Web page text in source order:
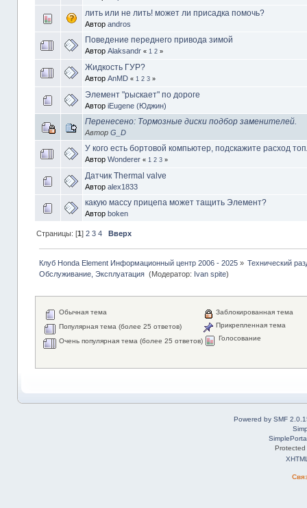
лить или не лить! может ли присадка помочь?
Автор andros
Поведение переднего привода зимой
Автор Alaksandr « 1 2»
Жидкость ГУР?
Автор AnMD « 1 2 3»
Элемент "рыскает" по дороге
Автор iEugene (Юджин)
Перенесено: Тормозные диски подбор заменителей.
Автор G_D
У кого есть бортовой компьютер, подскажите расход
Автор Wonderer « 1 2 3»
Датчик Thermal valve
Автор alex1833
какую массу прицепа может тащить Элемент?
Автор boken
Страницы: [1] 2 3 4 Вверх
Клуб Honda Element Информационный центр 2006 - 2025» Технический
Обслуживание, Эксплуатация (Модератор: Ivan spite)
Обычная тема
Популярная тема (более 25 ответов)
Очень популярная тема (более 25 ответов)
Заблокированная тема
Прикрепленная тема
Голосование
Powered by SMF